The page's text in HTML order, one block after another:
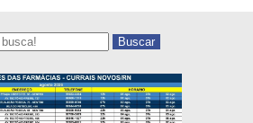
Buscar